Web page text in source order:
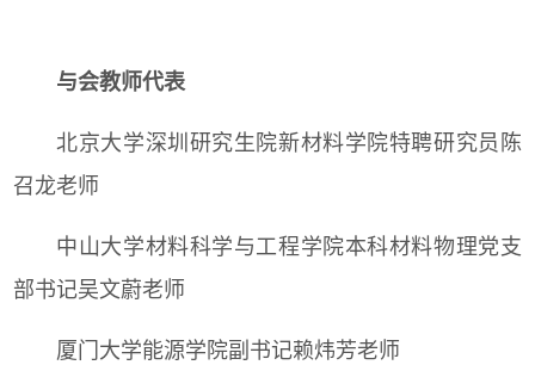
与会教师代表
北京大学深圳研究生院新材料学院特聘研究员陈
召龙老师
中山大学材料科学与工程学院本科材料物理党支
部书记吴文蔚老师
厦门大学能源学院副书记赖炜芳老师